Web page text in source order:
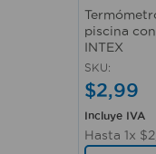
piscina
INTEX
SKU:
$2,99
Incluye IVA
Hasta 1x $2